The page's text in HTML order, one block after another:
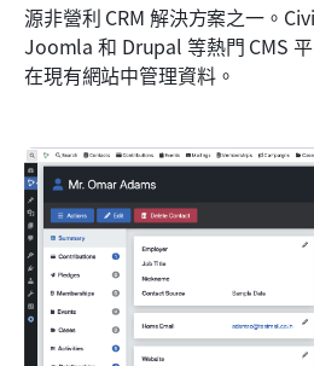
源非營利 CRM 解決方案之一。
Joomla 和 Drupal 等熱門 CMS
在現有網站中管理資料。